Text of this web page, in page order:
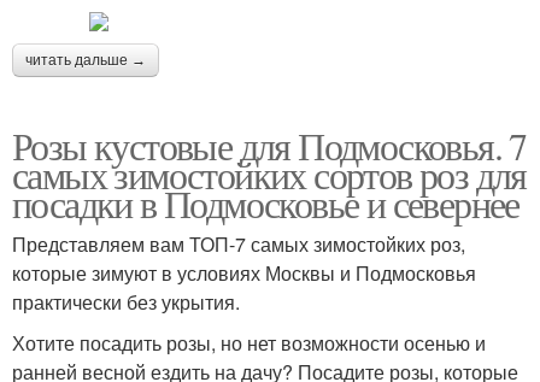
читать дальше →
Розы кустовые для Подмосковья. 7
самых зимостойких сортов роз для
посадки в Подмосковье и севернее
Представляем вам ТОП-7 самых зимостойких роз,
которые зимуют в условиях Москвы и Подмосковья
практически без укрытия.
Хотите посадить розы, но нет возможности осенью и
ранней весной ездить на дачу? Посадите розы, которые